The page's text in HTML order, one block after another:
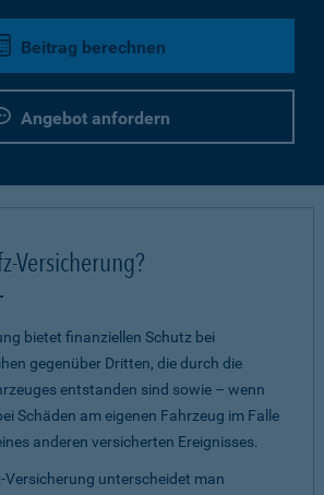
Beitrag berechnen
Angebot anfordern
Versicherung?
bietet finanziellen Schutz bei
gegenüber Dritten, die durch die
entstanden sind sowie – wenn
Schäden am eigenen Fahrzeug im Falle
anderen versicherten Ereignisses.
Versicherung unterscheidet man